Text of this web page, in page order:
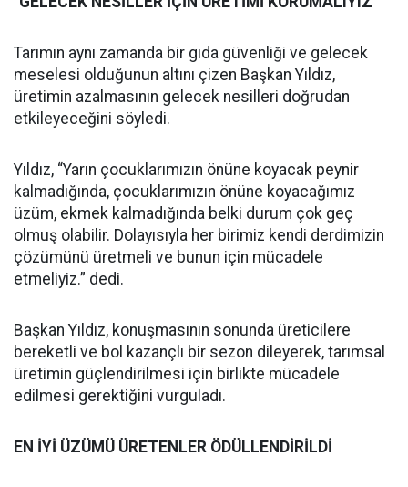
Tarımın aynı zamanda bir gıda güvenliği ve gelecek
meselesi olduğunun altını çizen Başkan Yıldız,
üretimin azalmasının gelecek nesilleri doğrudan
etkileyeceğini söyledi.
Yıldız, “Yarın çocuklarımızın önüne koyacak peynir
kalmadığında, çocuklarımızın önüne koyacağımız
üzüm, ekmek kalmadığında belki durum çok geç
olmuş olabilir. Dolayısıyla her birimiz kendi derdimizin
çözümünü üretmeli ve bunun için mücadele
etmeliyiz.” dedi.
Başkan Yıldız, konuşmasının sonunda üreticilere
bereketli ve bol kazançlı bir sezon dileyerek, tarımsal
üretimin güçlendirilmesi için birlikte mücadele
edilmesi gerektiğini vurguladı.
EN İYİ ÜZÜMÜ ÜRETENLER ÖDÜLLENDİRİLDİ